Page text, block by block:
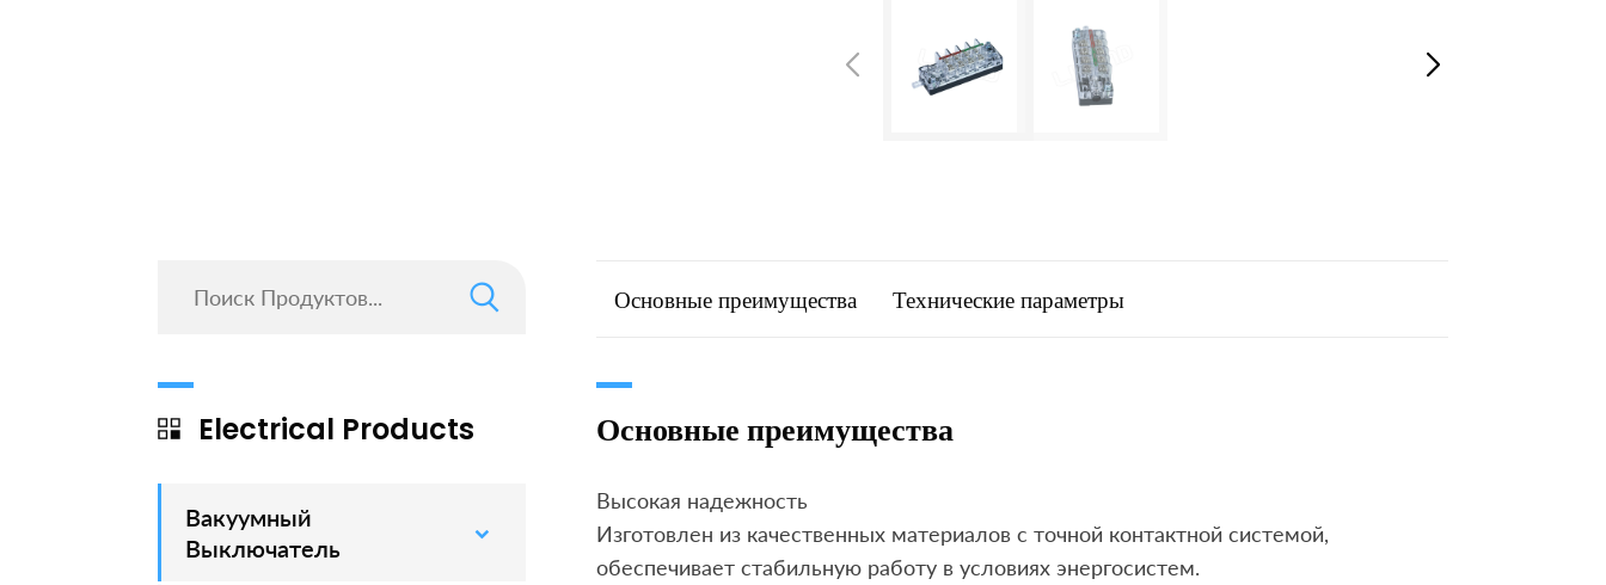
Electrical Products
Вакуумный
Выключатель
–
Основные преимущества Технические параметры
Основные преимущества
Высокая надежность
Изготовлен из качественных материалов с точной контактной системой,
обеспечивает стабильную работу в условиях энергосистем.